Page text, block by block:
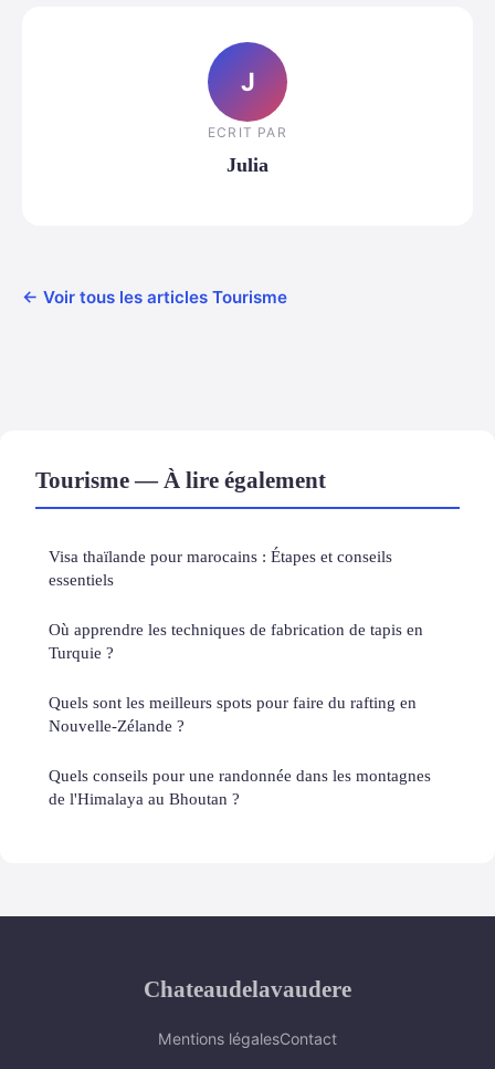
J
ECRIT PAR
Julia
← Voir tous les articles Tourisme
Tourisme — À lire également
Visa thaïlande pour marocains : Étapes et conseils
essentiels
Où apprendre les techniques de fabrication de tapis en
Turquie ?
Quels sont les meilleurs spots pour faire du rafting en
Nouvelle-Zélande ?
Quels conseils pour une randonnée dans les montagnes
de l'Himalaya au Bhoutan ?
Chateaudelavaudere
Mentions légalesContact